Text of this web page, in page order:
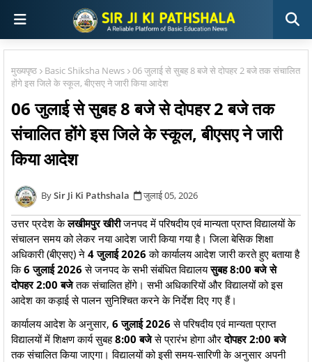
मुख्यपृष्ठ Basic Shiksha News
06 जुलाई से सुबह 8 बजे से दोपहर 2 बजे तक संचालित
होंगे इस जिले के स्कूल, बीएसए ने जारी किया आदेश
06 जुलाई से सुबह 8 बजे से दोपहर 2 बजे तक
संचालित होंगे इस जिले के स्कूल, बीएसए ने जारी
किया आदेश
Sir Ji Ki Pathshala जुलाई 05, 2026
उत्तर प्रदेश केलखीमपुर खीरीजनपद में परिषदीय एवं मान्यता प्राप्त विद्यालयों के
संचालन समय को लेकर नया आदेश जारी किया गया है। जिला बेसिक शिक्षा
अधिकारी (बीएसए) ने 4 जुलाई 2026 को कार्यालय आदेश जारी करते हुए बताया है
कि6 जुलाई 2026 से जनपद के सभी संबंधित विद्यालयसुबह 8:00 बजे से
दोपहर 2:00 बजेतक संचालित होंगे। सभी अधिकारियों और विद्यालयों को इस
आदेश का कड़ाई से पालन सुनिश्चित करने के निर्देश दिए गए हैं।
कार्यालय आदेश के अनुसार, 6 जुलाई 2026 से परिषदीय एवं मान्यता प्राप्त
विद्यालयों में शिक्षण कार्य सुबह8:00 बजेसे प्रारंभ होगा औरदोपहर 2:00 बजे
तक संचालित किया जाएगा। विद्यालयों को इसी समय-सारिणी के अनुसार अपनी